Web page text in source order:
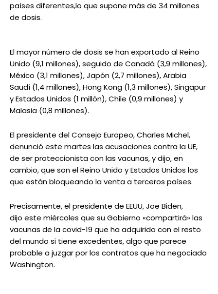
países diferentes,lo que supone más de 34 millones
de dosis.
El mayor número de dosis se han exportado al Reino
Unido (9,1 millones), seguido de Canadá (3,9 millones),
México (3,1 millones), Japón (2,7 millones), Arabia
Saudí (1,4 millones), Hong Kong (1,3 millones), Singapur
y Estados Unidos (1 millón), Chile (0,9 millones) y
Malasia (0,8 millones).
El presidente del Consejo Europeo, Charles Michel,
denunció este martes las acusaciones contra la UE,
de ser proteccionista con las vacunas, y dijo, en
cambio, que son el Reino Unido y Estados Unidos los
que están bloqueando la venta a terceros países.
Precisamente, el presidente de EEUU, Joe Biden,
dijo este miércoles que su Gobierno «compartirá» las
vacunas de la covid-19 que ha adquirido con el resto
del mundo si tiene excedentes, algo que parece
probable a juzgar por los contratos que ha negociado
Washington.